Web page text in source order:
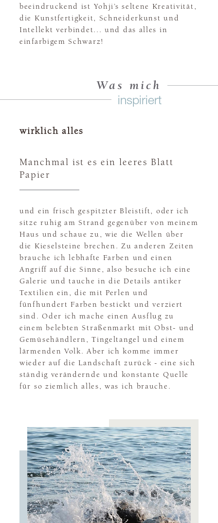
beeindruckend ist Yohji’s seltene Kreativität,
die Kunstfertigkeit, Schneiderkunst und
Intellekt verbindet... und das alles in
einfarbigem Schwarz!
Was mich
inspiriert
wirklich alles
Manchmal ist es ein leeres Blatt
Papier
und ein frisch gespitzter Bleistift, oder ich
sitze ruhig am Strand gegenüber von meinem
Haus und schaue zu, wie die Wellen über
die Kieselsteine brechen. Zu anderen Zeiten
brauche ich lebhafte Farben und einen
Angriff auf die Sinne, also besuche ich eine
Galerie und tauche in die Details antiker
Textilien ein, die mit Perlen und
fünfhundert Farben bestickt und verziert
sind. Oder ich mache einen Ausflug zu
einem belebten Straßenmarkt mit Obst- und
Gemüsehändlern, Tingeltangel und einem
lärmenden Volk. Aber ich komme immer
wieder auf die Landschaft zurück - eine sich
ständig verändernde und konstante Quelle
für so ziemlich alles, was ich brauche.